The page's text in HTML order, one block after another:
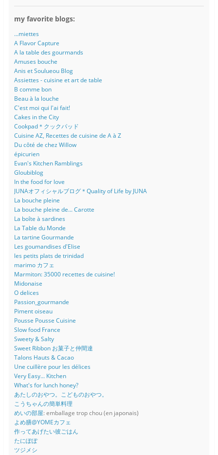
my favorite blogs:
...miettes
A Flavor Capture
A la table des gourmands
Amuses bouche
Anis et Soulueou Blog
Assiettes - cuisine et art de table
B comme bon
Beau à la louche
C'est moi qui l'ai fait!
Cakes in the City
Cookpad＊クックパッド
Cuisine AZ, Recettes de cuisine de A à Z
Du côté de chez Willow
épicurien
Evan's Kitchen Ramblings
Gloubiblog
In the food for love
JUNAオフィシャルブログ＊Quality of Life by JUNA
La bouche pleine
La bouche pleine de... Carotte
La boîte à sardines
La Table du Monde
La tartine Gourmande
Les goumandises d'Elise
les petits plats de trinidad
marimo カフェ
Marmiton: 35000 recettes de cuisine!
Midonaise
O delices
Passion_gourmande
Piment oiseau
Pousse Pousse Cuisine
Slow food France
Sweety & Salty
Sweet Ribbon お菓子と仲間達
Talons Hauts & Cacao
Une cuillère pour les délices
Very Easy... Kitchen
What's for lunch honey?
あたしのおやつ。こどものおやつ。
こうちゃんの簡単料理
めいの部屋: emballage trop chou (en japonais)
よめ膳@YOMEカフェ
作ってあげたい彼ごはん
たにぽぽ
ツジメシ